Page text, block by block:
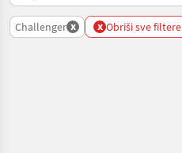
Challenger x x Obriši sve filtere